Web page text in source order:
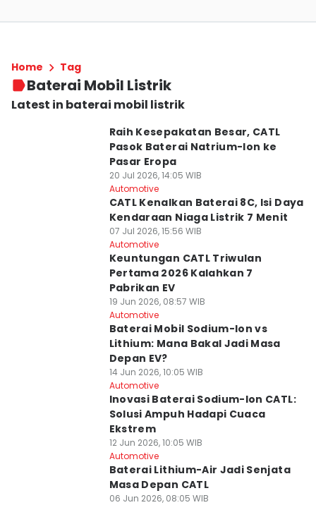
Home Tag
Baterai Mobil Listrik
Latest in baterai mobil listrik
Raih Kesepakatan Besar, CATL
Pasok Baterai Natrium-Ion ke
Pasar Eropa
20 Jul 2026, 14:05 WIB
Automotive
CATL Kenalkan Baterai 8C, Isi Daya
Kendaraan Niaga Listrik 7 Menit
07 Jul 2026, 15:56 WIB
Automotive
Keuntungan CATL Triwulan
Pertama 2026 Kalahkan 7
Pabrikan EV
19 Jun 2026, 08:57 WIB
Automotive
Baterai Mobil Sodium-Ion vs
Lithium: Mana Bakal Jadi Masa
Depan EV?
14 Jun 2026, 10:05 WIB
Automotive
Inovasi Baterai Sodium-Ion CATL:
Solusi Ampuh Hadapi Cuaca
Ekstrem
12 Jun 2026, 10:05 WIB
Automotive
Baterai Lithium-Air Jadi Senjata
Masa Depan CATL
06 Jun 2026, 08:05 WIB